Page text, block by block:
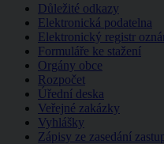
Důležité odkazy
Elektronická podatelna
Elektronický registr
Formuláře ke stažení
Orgány obce
Rozpočet
Úřední deska
Veřejné zakázky
Vyhlášky
Zápisy ze zasedání